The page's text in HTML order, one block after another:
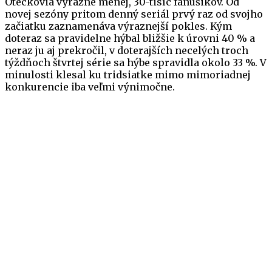
novej sezóny pritom denný seriál prvý raz od svojho
začiatku zaznamenáva výraznejší pokles. Kým
doteraz sa pravidelne hýbal bližšie k úrovni 40 % a
neraz ju aj prekročil, v doterajších necelých troch
týždňoch štvrtej série sa hýbe spravidla okolo 33 %. V
minulosti klesal ku tridsiatke mimo mimoriadnej
konkurencie iba veľmi výnimočne.